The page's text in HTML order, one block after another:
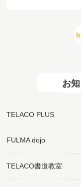
お
TELACO PLUS
FULMA dojo
TELACO書道教室